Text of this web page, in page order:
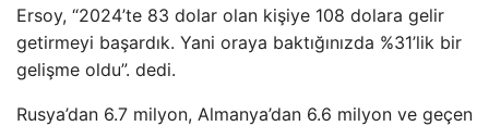
Ersoy, “2024’te 83 dolar olan kişiye 108 dolara gelir
getirmeyi başardık. Yani oraya baktığınızda %31’lik bir
gelişme oldu”. dedi.
Rusya’dan 6.7 milyon, Almanya’dan 6.6 milyon ve geçen